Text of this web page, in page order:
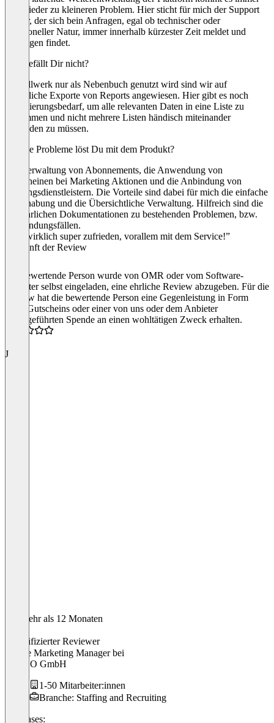
mal wieder zu kleineren Problem. Hier sticht für mich der Support
hervor, der sich bein Anfragen, egal ob technischer oder
funktioneller Natur, immer innerhalb kürzester Zeit meldet und
Lösungen findet.
Was gefällt Dir nicht?
Da Billwerk nur als Nebenbuch genutzt wird sind wir auf
monatliche Exporte von Reports angewiesen. Hier gibt es noch
Optimierungsbedarf, um alle relevanten Daten in eine Liste zu
bekommen und nicht mehrere Listen händisch miteinander
verbinden zu müssen.
Welche Probleme löst Du mit dem Produkt?
Die Verwaltung von Abonnements, die Anwendung von
Gutscheinen bei Marketing Aktionen und die Anbindung von
Zahlungsdienstleistern. Die Vorteile sind dabei für mich die einfache
Handhabung und die Übersichtliche Verwaltung. Hilfreich sind die
ausführlichen Dokumentationen zu bestehenden Problemen, bzw.
Anwendungsfällen.
“Bin wirklich super zufrieden, vorallem mit dem Service!”
Herkunft der Review
Die bewertende Person wurde von OMR oder vom Software-
Anbieter selbst eingeladen, eine ehrliche Review abzugeben. Für die
Review hat die bewertende Person eine Gegenleistung in Form
eines Gutscheins oder einer von uns oder dem Anbieter
durchgeführten Spende an einen wohltätigen Zweck erhalten.
J
Vor mehr als 12 Monaten
Verifizierter Reviewer
Online Marketing Managerbei
JOBOO GmbH
1-50 Mitarbeiter:innen
Branche: Staffing and Recruiting
Use cases: